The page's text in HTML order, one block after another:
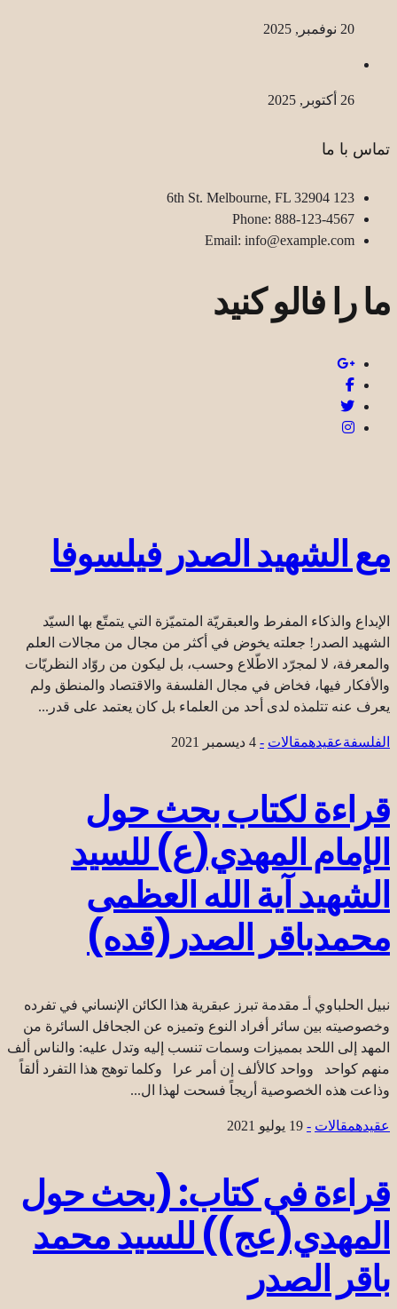
20 نوفمبر, 2025
26 أكتوبر, 2025
تماس با ما
123 6th St. Melbourne, FL 32904
Phone: 888-123-4567
Email: info@example.com
ما را فالو کنید
مع الشهيد الصدر فيلسوفا
الإبداع والذكاء المفرط والعبقريّة المتميّزة التي يتمتّع بها السيّد
الشهيد الصدر! جعلته يخوض في أكثر من مجال من مجالات العلم
والمعرفة، لا لمجرّد الاطّلاع وحسب، بل ليكون من روّاد النظريّات
والأفكار فيها، فخاض في مجال الفلسفة والاقتصاد والمنطق ولم
يعرف عنه تتلمذه لدى أحد من العلماء بل كان يعتمد على قدر...
الفلسفةعقیدهمقالات - 4 ديسمبر 2021
قراءة لكتاب بحث حول
الإمام المهدي(ع) للسيد
الشهيد آية الله العظمى
محمدباقر الصدر(قده)
نبيل الحلباوي أـ مقدمة تبرز عبقرية هذا الكائن الإنساني في تفرده
وخصوصيته بين سائر أفراد النوع وتميزه عن الجحافل السائرة من
المهد إلى اللحد بمميزات وسمات تنسب إليه وتدل عليه: والناس ألف
منهم كواحد وواحد كالألف إن أمر عرا وكلما توهج هذا التفرد ألقاً
وذاعت هذه الخصوصية أريجاً فسحت لهذا ال...
عقیدهمقالات - 19 يوليو 2021
قراءة في كتاب: (بحث حول
المهدي(عج)) للسيد محمد
باقر الصدر